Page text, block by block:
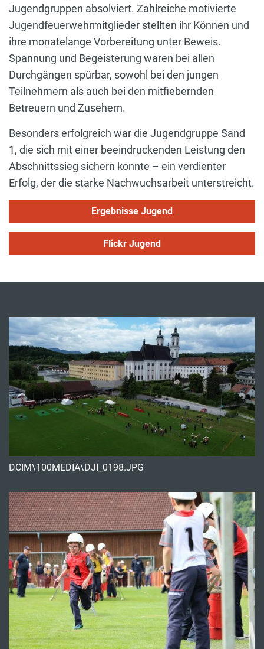
Jugendgruppen absolviert. Zahlreiche motivierte
Jugendfeuerwehrmitglieder stellten ihr Können und
ihre monatelange Vorbereitung unter Beweis.
Spannung und Begeisterung waren bei allen
Durchgängen spürbar, sowohl bei den jungen
Teilnehmern als auch bei den mitfiebernden
Betreuern und Zusehern.
Besonders erfolgreich war die Jugendgruppe Sand
1, die sich mit einer beeindruckenden Leistung den
Abschnittssieg sichern konnte – ein verdienter
Erfolg, der die starke Nachwuchsarbeit unterstreicht.
Ergebnisse Jugend
Flickr Jugend
DCIM\100MEDIA\DJI_0198.JPG